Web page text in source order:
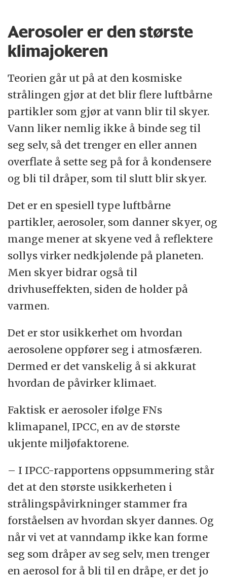
Aerosoler er den største
klimajokeren
Teorien går ut på at den kosmiske
strålingen gjør at det blir flere luftbårne
partikler som gjør at vann blir til skyer.
Vann liker nemlig ikke å binde seg til
seg selv, så det trenger en eller annen
overflate å sette seg på for å kondensere
og bli til dråper, som til slutt blir skyer.
Det er en spesiell type luftbårne
partikler, aerosoler, som danner skyer, og
mange mener at skyene ved å reflektere
sollys virker nedkjølende på planeten.
Men skyer bidrar også til
drivhuseffekten, siden de holder på
varmen.
Det er stor usikkerhet om hvordan
aerosolene oppfører seg i atmosfæren.
Dermed er det vanskelig å si akkurat
hvordan de påvirker klimaet.
Faktisk er aerosoler ifølge FNs
klimapanel, IPCC, en av de største
ukjente miljøfaktorene.
– I IPCC-rapportens oppsummering står
det at den største usikkerheten i
strålingspåvirkninger stammer fra
forståelsen av hvordan skyer dannes. Og
når vi vet at vanndamp ikke kan forme
seg som dråper av seg selv, men trenger
en aerosol for å bli til en dråpe, er det jo